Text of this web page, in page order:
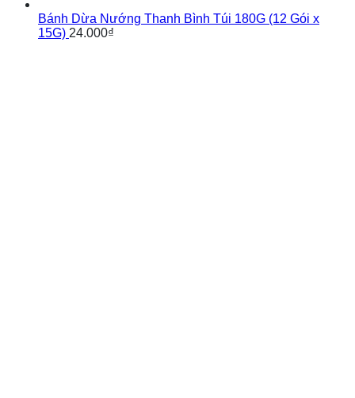
Bánh Dừa Nướng Thanh Bình Túi 180G (12 Gói x
15G) 24.000₫